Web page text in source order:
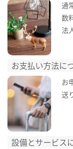
通
数
法
お支払い方法に
お
送
設備とサービス